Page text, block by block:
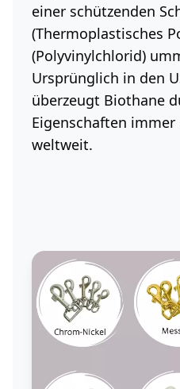
einer schützenden
(Thermoplastisches
(Polyvinylchlorid)
Ursprünglich in den
überzeugt Biothane
Eigenschaften
weltweit.